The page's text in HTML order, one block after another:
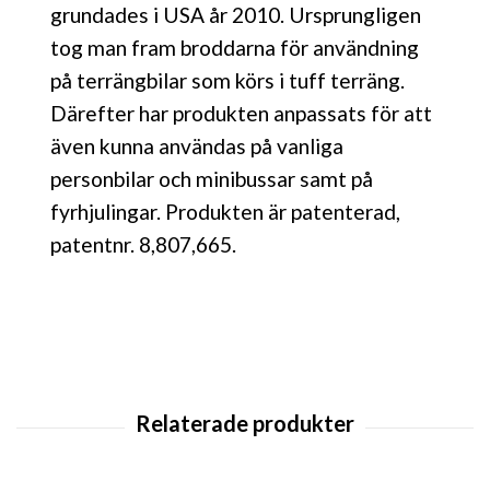
grundades i USA år 2010. Ursprungligen
tog man fram broddarna för användning
på terrängbilar som körs i tuff terräng.
Därefter har produkten anpassats för att
även kunna användas på vanliga
personbilar och minibussar samt på
fyrhjulingar. Produkten är patenterad,
patentnr. 8,807,665.